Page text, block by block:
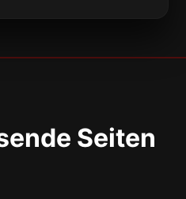
Seiten